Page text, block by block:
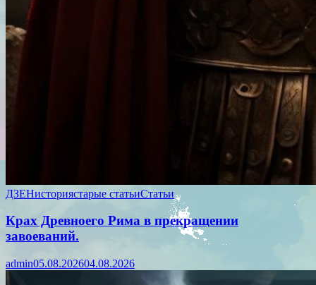
ДЗЕНисториястарые статьиСтатьи
Крах Древноего Рима в прекращении
завоеваний.
admin05.08.202604.08.2026